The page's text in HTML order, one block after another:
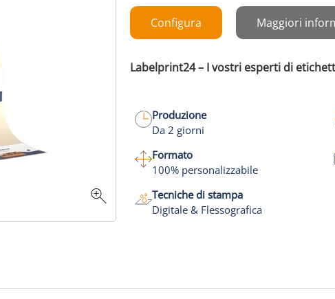
Configura Maggiori
Labelprint24 – I vostri esperti di
Produzione
Da 2 giorni
Formato
100% personalizzabile
Tecniche di stampa
Digitale & Flessografica